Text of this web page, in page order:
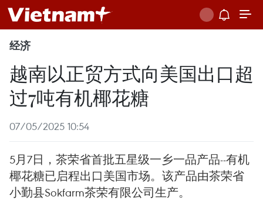
经济
越南以正贸方式向美国出口超
过7吨有机椰花糖
07/05/2025 10:54
5月7日，茶荣省首批五星级一乡一品产品--有机
椰花糖已启程出口美国市场。该产品由茶荣省
小勤县Sokfarm茶荣有限公司生产。